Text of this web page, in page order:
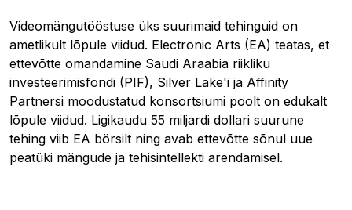
Videomängutööstuse üks suurimaid tehinguid on
ametlikult lõpule viidud. Electronic Arts (EA) teatas, et
ettevõtte omandamine Saudi Araabia riikliku
investeerimisfondi (PIF), Silver Lake'i ja Affinity
Partnersi moodustatud konsortsiumi poolt on edukalt
lõpule viidud. Ligikaudu 55 miljardi dollari suurune
tehing viib EA börsilt ning avab ettevõtte sõnul uue
peatüki mängude ja tehisintellekti arendamisel.